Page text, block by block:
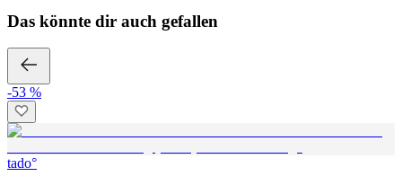
Das könnte dir auch gefallen
-53 %
tado°